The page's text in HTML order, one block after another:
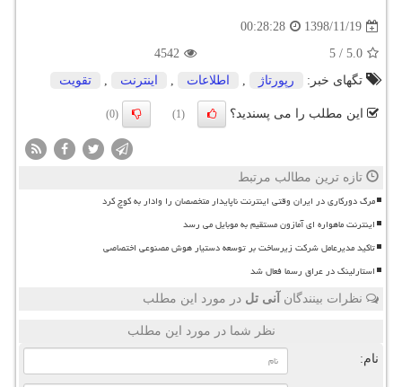
1398/11/19
00:28:28
5.0
/
5
4542
تگهای خبر:
رپورتاژ , اطلاعات , اینترنت , تقویت
این مطلب را می پسندید؟ (1)
(0)
تازه ترین مطالب مرتبط
مرگ دورکاری در ایران وقتی اینترنت ناپایدار متخصصان را وادار به کوچ کرد
اینترنت ماهواره ای آمازون مستقیم به موبایل می رسد
تاکید مدیرعامل شرکت زیرساخت بر توسعه دستیار هوش مصنوعی اختصاصی
استارلینک در عراق رسما فعال شد
نظرات بینندگان آنی تل در مورد این مطلب
نظر شما در مورد این مطلب
نام: